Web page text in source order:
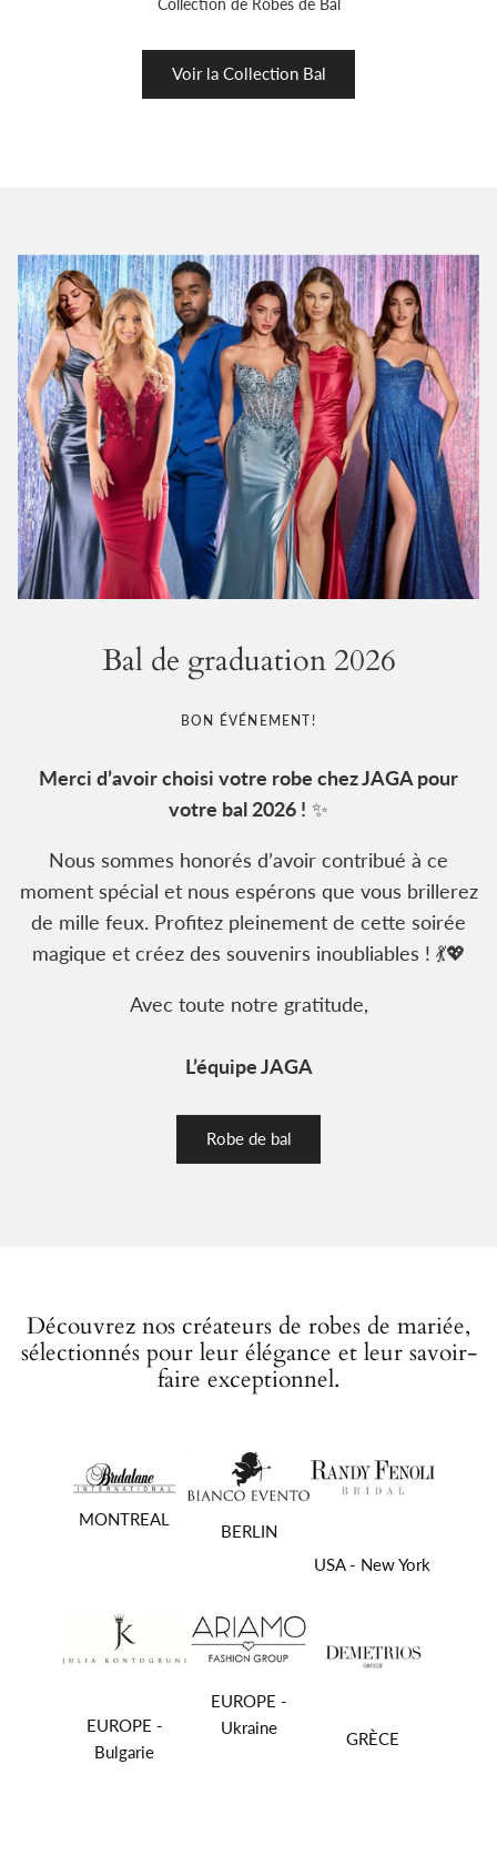
Voir la Collection Bal
Bal de graduation 2026
BON ÉVÉNEMENT!
Merci d’avoir choisi votre robe chez JAGA pour
votre bal 2026 ! ✨
Nous sommes honorés d’avoir contribué à ce
moment spécial et nous espérons que vous brillerez
de mille feux. Profitez pleinement de cette soirée
magique et créez des souvenirs inoubliables ! 💃💖
Avec toute notre gratitude,
L’équipe JAGA
Robe de bal
Découvrez nos créateurs de robes de mariée,
sélectionnés pour leur élégance et leur savoir-
faire exceptionnel.
MONTREAL
BERLIN
USA - New York
EUROPE -
Bulgarie
EUROPE -
Ukraine
GRÈCE